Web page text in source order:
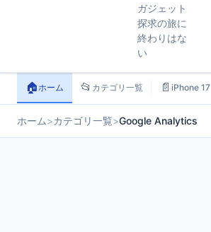
ガジェット
探求の旅に
終わりはな
い
🏠ホーム 📂 カテゴリ一覧 📄 iPhone 17
ホーム>カテゴリ一覧>Google Analytics